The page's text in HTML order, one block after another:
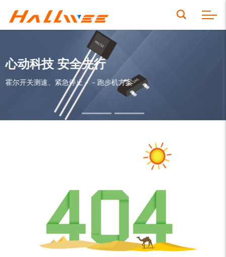
心动科技 安全先行
霍尔开关测速、紧急停止－－跑步机方案